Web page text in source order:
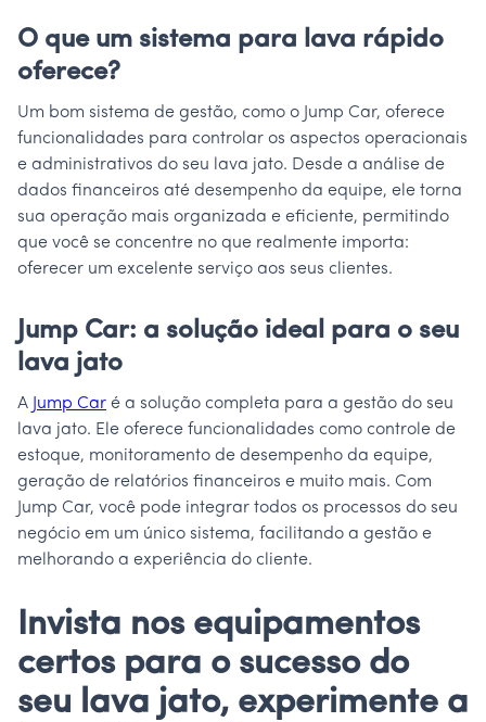
O que um sistema para lava rápido
oferece?
Um bom sistema de gestão, como o Jump Car, oferece
funcionalidades para controlar os aspectos operacionais
e administrativos do seu lava jato. Desde a análise de
dados financeiros até desempenho da equipe, ele torna
sua operação mais organizada e eficiente, permitindo
que você se concentre no que realmente importa:
oferecer um excelente serviço aos seus clientes.
Jump Car: a solução ideal para o seu
lava jato
A Jump Car é a solução completa para a gestão do seu
lava jato. Ele oferece funcionalidades como controle de
estoque, monitoramento de desempenho da equipe,
geração de relatórios financeiros e muito mais. Com
Jump Car, você pode integrar todos os processos do seu
negócio em um único sistema, facilitando a gestão e
melhorando a experiência do cliente.
Invista nos equipamentos
certos para o sucesso do
seu lava jato, experimente a